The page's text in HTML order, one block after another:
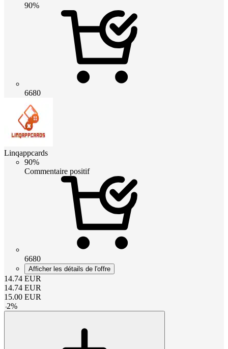
90%
6680
Linqappcards
90%
Commentaire positif
6680
Afficher les détails de l'offre
14.74 EUR
14.74 EUR
15.00 EUR
-2%